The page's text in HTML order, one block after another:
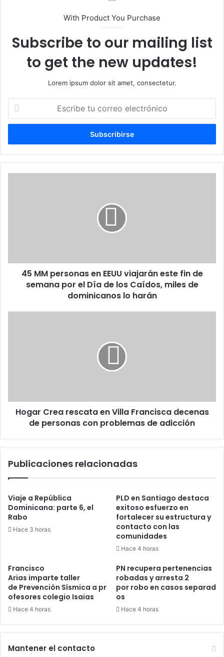
With Product You Purchase
Subscribe to our mailing list
to get the new updates!
Lorem ipsum dolor sit amet, consectetur.
Escribe
correo
de
semana45 MM personas en EEUU viajarán este fin de
semana por el Día de los Caídos, miles de
dominicanos lo harán
personas
con
problemas
Hogar Crea rescata en Villa Francisca decenas
de personas con problemas de adicción
Publicaciones relacionadas
Viaje a República
Dominicana: parte 6, el
Rabo
Hace 3 horas
PLD en Santiago destaca
exitoso esfuerzo en
fortalecer su estructura y
contacto con las
comunidades
Hace 4 horas
Francisco
Arias imparte taller
de Prevención Sísmica a pr
ofesores colegio Isaias
Hace 4 horas
PN recupera pertenencias
robadas y arresta 2
por robo en casos separad
os
Hace 4 horas
Mantener el contacto